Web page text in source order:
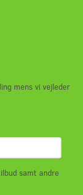
mens vi vejleder
samt andre